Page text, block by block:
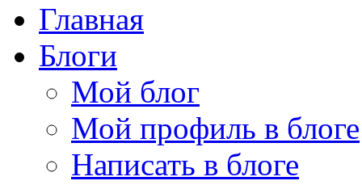
Главная
Блоги
Мой блог
Мой профиль в блоге
Написать в блоге